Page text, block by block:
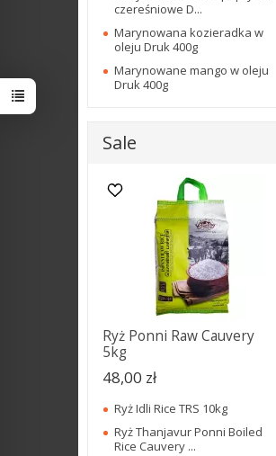
czereśniowe D...
Marynowana kozieradka w
oleju Druk 400g
Marynowane mango w oleju
Druk 400g
Sale
Ryż Ponni Raw Cauvery
5kg
48,00 zł
Ryż Idli Rice TRS 10kg
Ryż Thanjavur Ponni Boiled
Rice Cauvery ...